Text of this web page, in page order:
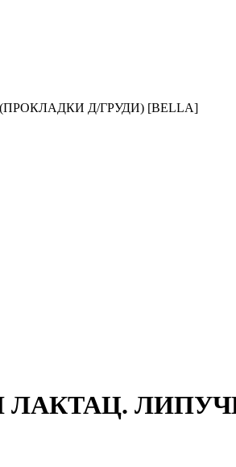
Д/ГРУДИ) [BELLA]